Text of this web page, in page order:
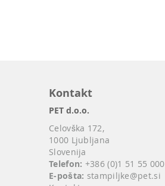
Kontakt
PET d.o.o.
Celovška 172,
1000 Ljubljana
Slovenija
Telefon: +386 (0)1 51 55 000
E-pošta: stampiljke@pet.si